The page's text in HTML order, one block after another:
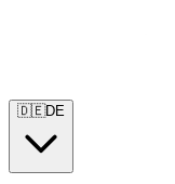
🇩🇪DE